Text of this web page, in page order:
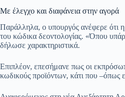
Με έλεγχο και διαφάνεια στην αγορά
Παράλληλα, ο υπουργός ανέφερε ότι
του κώδικα δεοντολογίας. «Όπου
δήλωσε χαρακτηριστικά.
Επιπλέον, επεσήμανε πως οι
κωδικούς προϊόντων, κάτι που –όπως